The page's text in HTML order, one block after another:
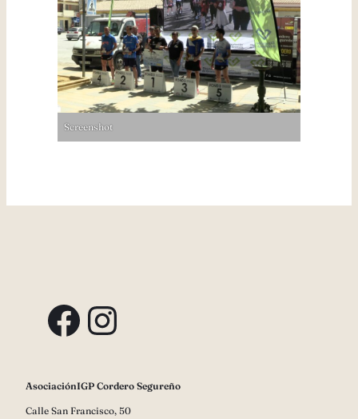
Screenshot
Facebook Instagram
AsociaciónIGP Cordero Segureño
Calle San Francisco, 50